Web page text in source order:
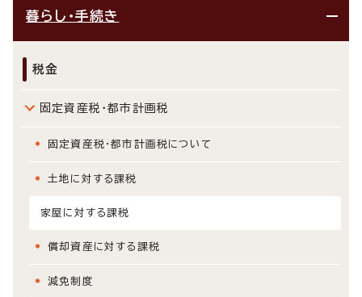
暮らし・手続き
税金
固定資産税・都市計画税
固定資産税・都市計画税について
土地に対する課税
家屋に対する課税
償却資産に対する課税
減免制度